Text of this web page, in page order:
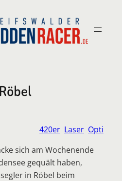
420er Laser Opti
sich am Wochenende
gequält haben,
in Röbel beim